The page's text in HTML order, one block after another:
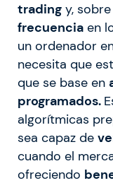
trading y,
frecuencia en
un ordenador
necesita que
que se base en
programados.
algorítmicas
sea capaz de
cuando el
ofreciendo